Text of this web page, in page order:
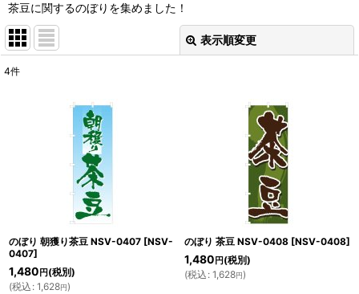
茶豆に関するのぼりを集めました！
表示順変更
4件
のぼり 朝獲り茶豆 NSV-0407 [NSV-
0407]
1,480 円 (税別)
(税込 : 1,628円)
のぼり 茶豆 NSV-0408 [NSV-0408]
1,480 円 (税別)
(税込 : 1,628円)